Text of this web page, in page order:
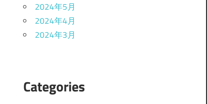
2024年5月
2024年4月
2024年3月
Categories